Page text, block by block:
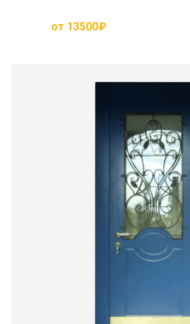
от 13500₽